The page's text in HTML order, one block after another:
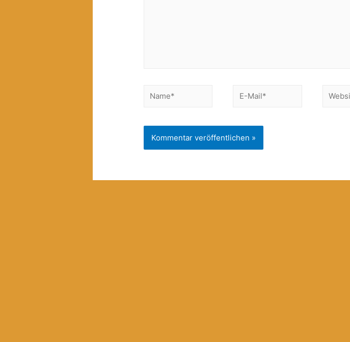
Name*
E-
Website